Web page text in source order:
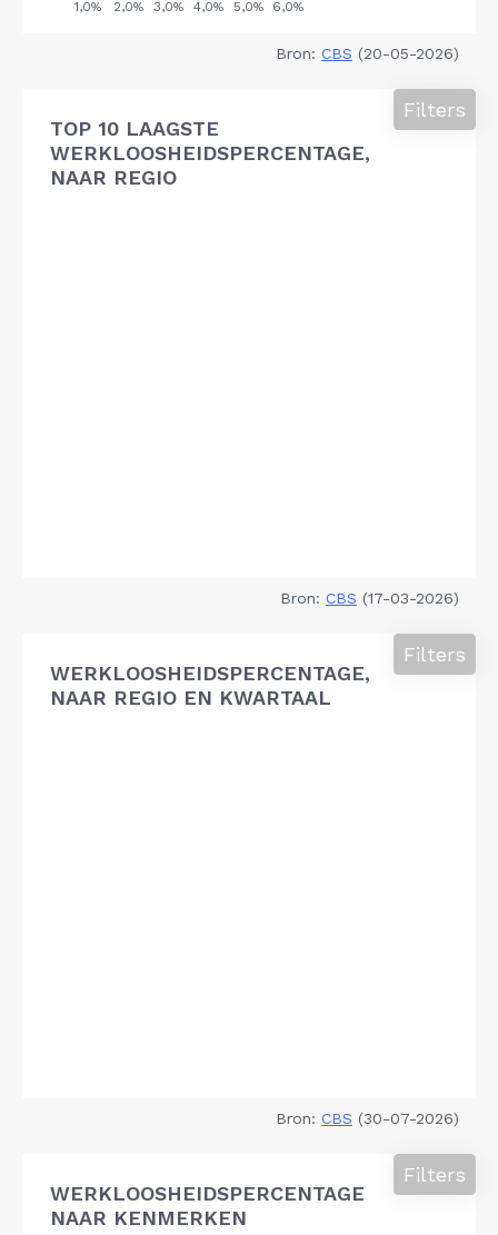
Bron: CBS (20-05-2026)
TOP 10 LAAGSTE
WERKLOOSHEIDSPERCENTAGE,
NAAR REGIO
Filters
Bron: CBS (17-03-2026)
WERKLOOSHEIDSPERCENTAGE,
NAAR REGIO EN KWARTAAL
Filters
Bron: CBS (30-07-2026)
WERKLOOSHEIDSPERCENTAGE
NAAR KENMERKEN
Filters